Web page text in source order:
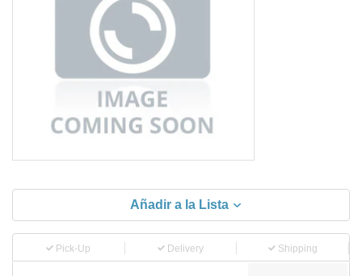
Añadir a la Lista
Pick-Up Delivery Shipping